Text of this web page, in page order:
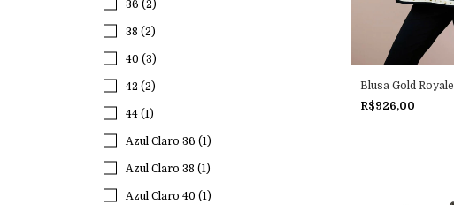
36 (2)
38 (2)
40 (3)
42 (2)
44 (1)
Azul Claro 36 (1)
Azul Claro 38 (1)
Azul Claro 40 (1)
Blusa Gold Royale
R$926,00